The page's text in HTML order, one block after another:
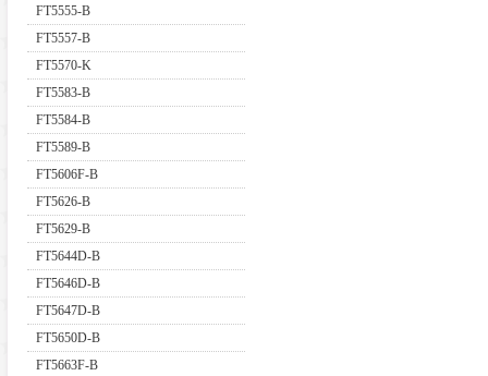
FT5555-B
FT5557-B
FT5570-K
FT5583-B
FT5584-B
FT5589-B
FT5606F-B
FT5626-B
FT5629-B
FT5644D-B
FT5646D-B
FT5647D-B
FT5650D-B
FT5663F-B